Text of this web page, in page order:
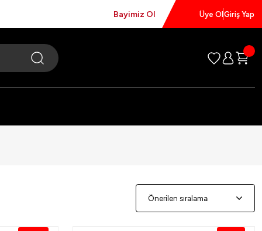
Bayimiz Ol Üye OlGiriş Yap